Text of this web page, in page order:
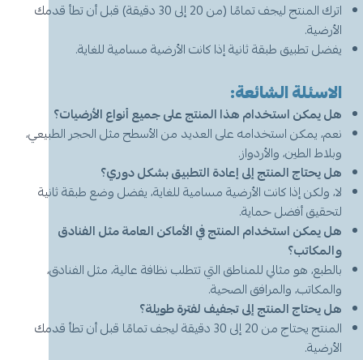
اترك المنتج ليجف تمامًا (من 20 إلى 30 دقيقة) قبل أن تطأ قدمك
الأرضية.
يفضل تطبيق طبقة ثانية إذا كانت الأرضية مسامية للغاية.
الاسئلة الشائعة:
هل يمكن استخدام هذا المنتج على جميع أنواع الأرضيات؟
نعم، يمكن استخدامه على العديد من الأسطح مثل الحجر الطبيعي،
وبلاط الطين، والأردواز.
هل يحتاج المنتج إلى إعادة التطبيق بشكل دوري؟
لا، ولكن إذا كانت الأرضية مسامية للغاية، يفضل وضع طبقة ثانية
لتحقيق أفضل حماية.
هل يمكن استخدام المنتج في الأماكن العامة مثل الفنادق
والمكاتب؟
بالطبع، هو مثالي للمناطق التي تتطلب نظافة عالية، مثل الفنادق،
والمكاتب، والمرافق الصحية.
هل يحتاج المنتج إلى تجفيف لفترة طويلة؟
المنتج يحتاج من 20 إلى 30 دقيقة ليجف تمامًا قبل أن تطأ قدمك
الأرضية.